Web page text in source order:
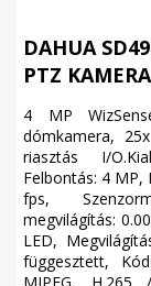
DAHUA
PTZ KAMERA
4 MP
dómkamera,
riasztás I/
Felbontás: 4 MP,
fps,
megvilágítás:
LED,
függesztett,